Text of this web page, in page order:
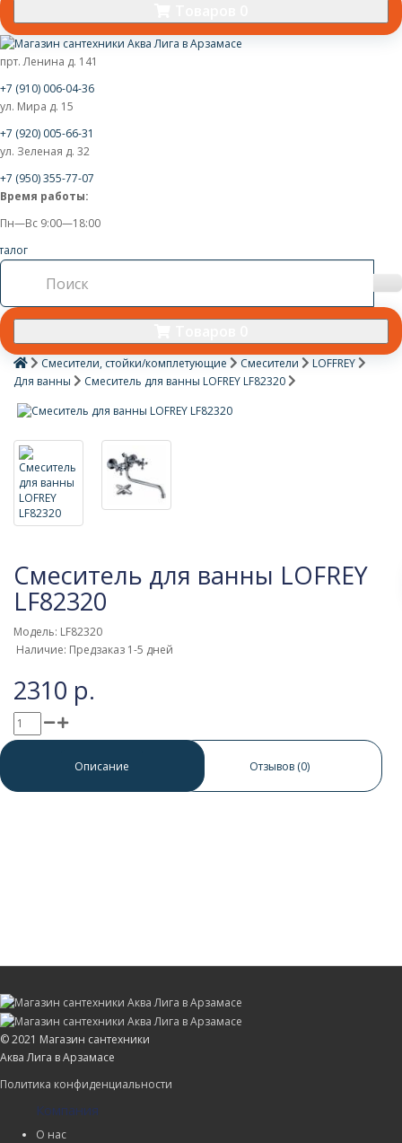
прт. Ленина д. 141
+7 (910) 006-04-36
ул. Мира д. 15
+7 (920) 005-66-31
ул. Зеленая д. 32
+7 (950) 355-77-07
Время работы:
Пн—Вс 9:00—18:00
Смесители, стойки/комплетующие Смесители
LOFFREY
Для ванны
Смеситель для ванны LOFREY LF82320
Смеситель для ванны LOFREY
LF82320
Модель: LF82320
Наличие: Предзаказ 1-5 дней
2310 р.
Написать отзыв
Описание Отзывов (0)
© 2021 Магазин сантехники
Аква Лига в Арзамасе
Политика конфиденциальности
Компания
О нас